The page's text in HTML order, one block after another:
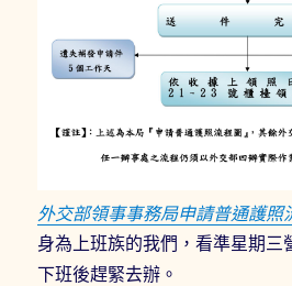
外交部領事事務局申請普通護照
身為上班族的我們，看準星期三
下班後趕緊去辦。